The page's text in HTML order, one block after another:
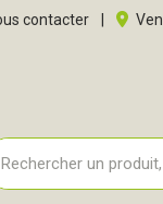
votre service
contacter